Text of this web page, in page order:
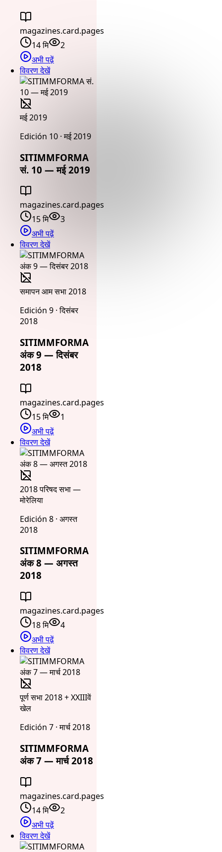
magazines.card.pages
14 मि
2
अभी पढ़ें
विवरण देखें
मई 2019
Edición 10 · मई 2019
SITIMMFORMA
सं. 10 — मई 2019
magazines.card.pages
15 मि
3
अभी पढ़ें
विवरण देखें
समापन आम सभा 2018
Edición 9 · दिसंबर
2018
SITIMMFORMA
अंक 9 — दिसंबर
2018
magazines.card.pages
15 मि
1
अभी पढ़ें
विवरण देखें
2018 परिषद सभा —
मोरेलिया
Edición 8 · अगस्त
2018
SITIMMFORMA
अंक 8 — अगस्त
2018
magazines.card.pages
18 मि
4
अभी पढ़ें
विवरण देखें
पूर्ण सभा 2018 + XXIIIवें
खेल
Edición 7 · मार्च 2018
SITIMMFORMA
अंक 7 — मार्च 2018
magazines.card.pages
14 मि
2
अभी पढ़ें
विवरण देखें